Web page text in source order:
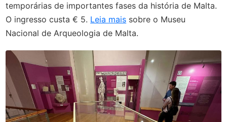
temporárias de importantes fases da história de Malta.
O ingresso custa € 5. Leia mais sobre o Museu
Nacional de Arqueologia de Malta.